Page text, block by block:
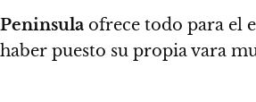
Peninsula ofrece todo para el
haber puesto su propia vara